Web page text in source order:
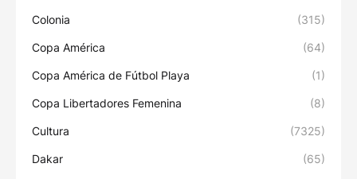
Colonia (315)
Copa América (64)
Copa América de Fútbol Playa (1)
Copa Libertadores Femenina (8)
Cultura (7325)
Dakar (65)